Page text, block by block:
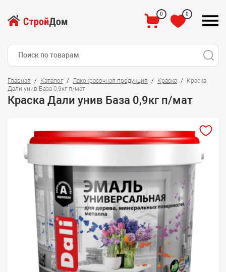
0 0
Главная Каталог Лакокрасочная продукция Краска
Краска
Дали унив База 0,9кг п/мат
Краска Дали унив База 0,9кг п/мат